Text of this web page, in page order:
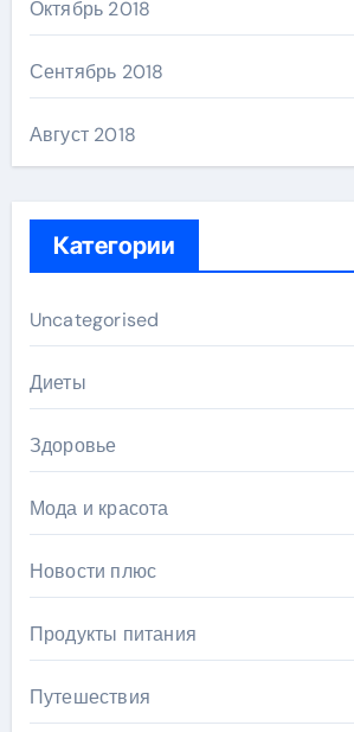
Октябрь 2018
Сентябрь 2018
Август 2018
Категории
Uncategorised
Диеты
Здоровье
Мода и красота
Новости плюс
Продукты питания
Путешествия